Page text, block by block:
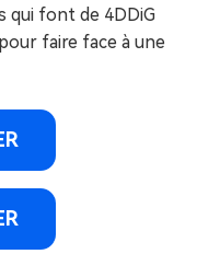
qui font de 4DDiG
faire face à une